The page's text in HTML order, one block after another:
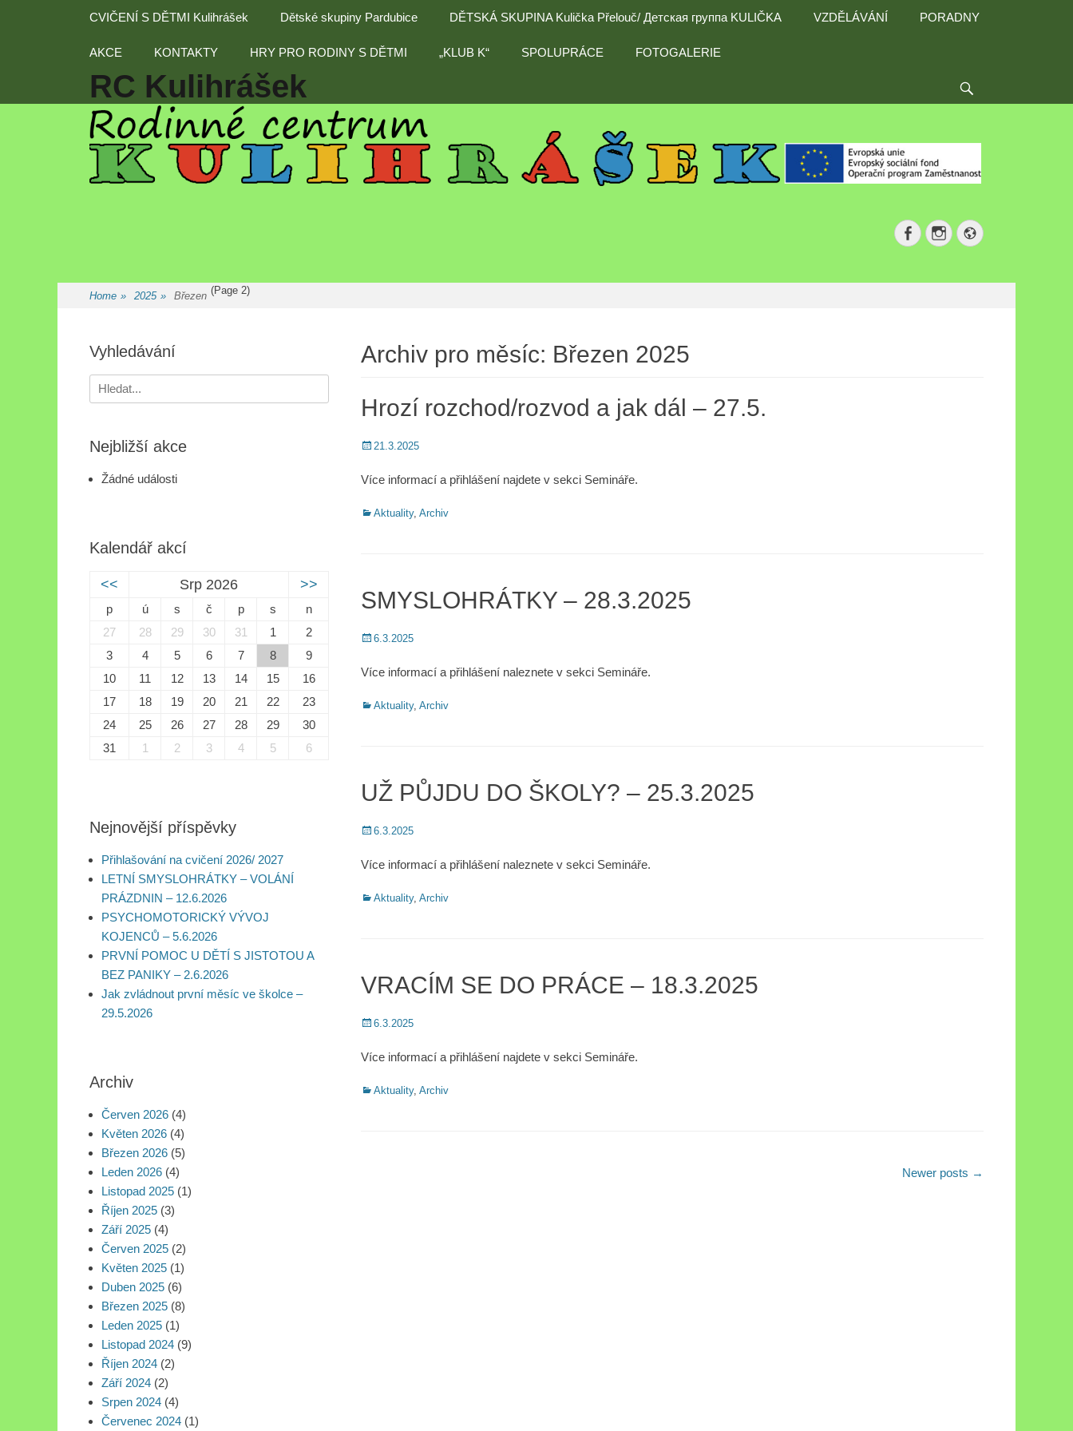
RC Kulihrášek
FacebookInstagram
Website
Primary Menu
content
CVIČENÍ S DĚTMI Kulihrášek Dětské skupiny Pardubice DĚTSKÁ SKUPINA Kulička Přelouč/ Детская группа KULIČKA VZDĚLÁVÁNÍ PORADNY
AKCE KONTAKTY HRY PRO RODINY S DĚTMI „KLUB K“ SPOLUPRÁCE FOTOGALERIE
Home » 2025 » Březen (Page 2)
Archiv pro měsíc: Březen 2025
Hrozí rozchod/rozvod a jak dál – 27.5.
Posted
21.3.2025
Více informací a přihlášení najdete v sekci Semináře.
Categories
Aktuality, Archiv
SMYSLOHRÁTKY – 28.3.2025
Posted
6.3.2025
Více informací a přihlášení naleznete v sekci Semináře.
Categories
Aktuality, Archiv
UŽ PŮJDU DO ŠKOLY? – 25.3.2025
Posted
6.3.2025
Více informací a přihlášení naleznete v sekci Semináře.
Categories
Aktuality, Archiv
VRACÍM SE DO PRÁCE – 18.3.2025
Posted
6.3.2025
Více informací a přihlášení najdete v sekci Semináře.
Categories
Aktuality, Archiv
Newer posts →
Vyhledávání
Search
for:
Nejbližší akce
Žádné události
Kalendář akcí
<< Srp 2026 >>
p ú s č p s
n
27
28 29 30 31 1
2
3
4 5 6 7 8
9
10
11 12 13 14 15
16
17
18 19 20 21 22
23
24
25 26 27 28 29
30
31
1 2 3 4 5 6
Nejnovější příspěvky
Přihlašování na cvičení 2026/ 2027
LETNÍ SMYSLOHRÁTKY – VOLÁNÍ
PRÁZDNIN – 12.6.2026
PSYCHOMOTORICKÝ VÝVOJ
KOJENCŮ – 5.6.2026
PRVNÍ POMOC U DĚTÍ S JISTOTOU A
BEZ PANIKY – 2.6.2026
Jak zvládnout první měsíc ve školce –
29.5.2026
Archiv
Červen 2026 (4)
Květen 2026 (4)
Březen 2026 (5)
Leden 2026 (4)
Listopad 2025 (1)
Říjen 2025 (3)
Září 2025 (4)
Červen 2025 (2)
Květen 2025 (1)
Duben 2025 (6)
Březen 2025 (8)
Leden 2025 (1)
Listopad 2024 (9)
Říjen 2024 (2)
Září 2024 (2)
Srpen 2024 (4)
Červenec 2024 (1)